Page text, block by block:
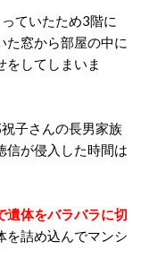
ていたため3階に
た窓から部屋の中に
をしてしまいま
子さんの長男家族
信が侵入した時間は
遺体をバラバラに切
を詰め込んでマンシ